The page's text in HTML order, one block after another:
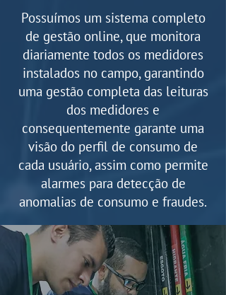
Possuímos um sistema completo
de gestão online, que monitora
diariamente todos os medidores
instalados no campo, garantindo
uma gestão completa das leituras
dos medidores e
consequentemente garante uma
visão do perfil de consumo de
cada usuário, assim como permite
alarmes para detecção de
anomalias de consumo e fraudes.